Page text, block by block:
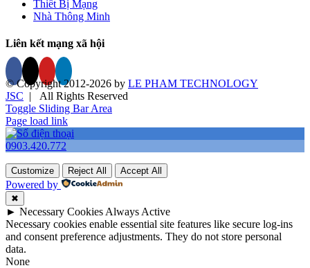
Thiết Bị Mạng
Nhà Thông Minh
Liên kết mạng xã hội
© Copyright 2012-2026 by LE PHAM TECHNOLOGY
JSC | All Rights Reserved
Toggle Sliding Bar Area
Page load link
0903.420.772
Customize Reject All Accept All
Powered by
✖
► Necessary Cookies Always Active
Necessary cookies enable essential site features like secure log-ins
and consent preference adjustments. They do not store personal
data.
None